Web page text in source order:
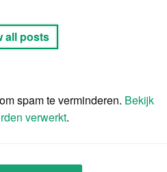
all posts
spam te verminderen. Bekijk
verwerkt.